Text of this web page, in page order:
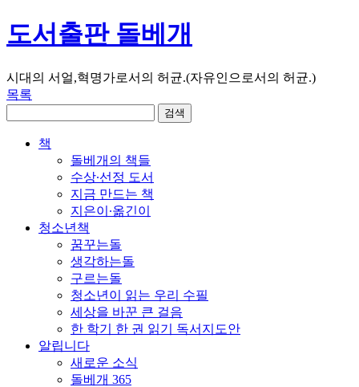
도서출판 돌베개
시대의 서얼,혁명가로서의 허균.(자유인으로서의 허균.)
목록
책
돌베개의 책들
수상∙선정 도서
지금 만드는 책
지은이∙옮긴이
청소년책
꿈꾸는돌
생각하는돌
구르는돌
청소년이 읽는 우리 수필
세상을 바꾼 큰 걸음
한 학기 한 권 읽기 독서지도안
알립니다
새로운 소식
돌베개 365